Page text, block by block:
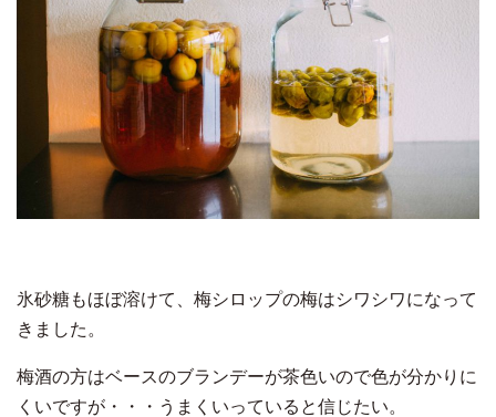
氷砂糖もほぼ溶けて、梅シロップの梅はシワシワになって
きました。
梅酒の方はベースのブランデーが茶色いので色が分かりに
くいですが・・・うまくいっていると信じたい。